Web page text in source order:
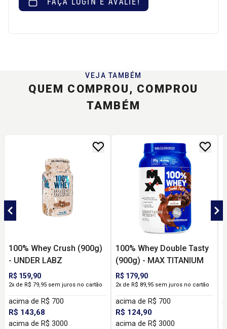
VEJA TAMBÉM
QUEM COMPROU, COMPROU
TAMBÉM
100% Whey Crush (900g)
- UNDER LABZ
R$ 159,90
2x de R$ 79,95 sem juros no cartão
acima de R$ 700
R$ 143,68
acima de R$ 3000
100% Whey Double Tasty
(900g) - MAX TITANIUM
R$ 179,90
2x de R$ 89,95 sem juros no cartão
acima de R$ 700
R$ 124,90
acima de R$ 3000